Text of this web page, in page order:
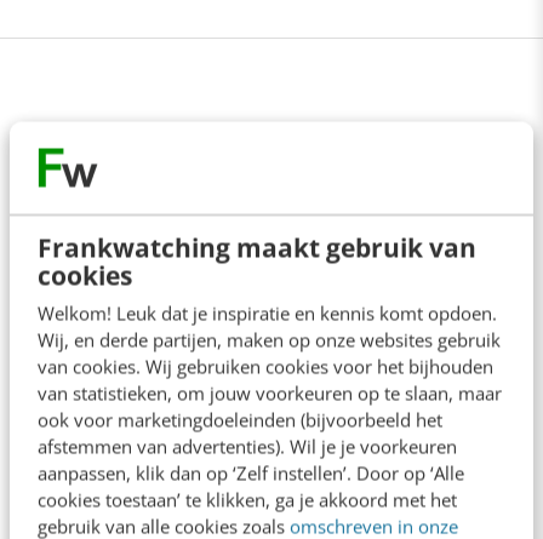
Frankwatching maakt gebruik van
cookies
Welkom! Leuk dat je inspiratie en kennis komt opdoen.
Wij, en derde partijen, maken op onze websites gebruik
van cookies. Wij gebruiken cookies voor het bijhouden
van statistieken, om jouw voorkeuren op te slaan, maar
ook voor marketingdoeleinden (bijvoorbeeld het
afstemmen van advertenties). Wil je je voorkeuren
aanpassen, klik dan op ‘Zelf instellen’. Door op ‘Alle
cookies toestaan’ te klikken, ga je akkoord met het
gebruik van alle cookies zoals omschreven in onze
Geef structuur aan je content met een
contentbibliotheek [5 stappen]
4 min
Inès Maus
“Bedrijven die stevig staan in hun waarden
komen deze geopolitieke storm het beste
door” [podcast]
3 min·Stef Heutink
AI-content rankt pas als je iets te zeggen
hebt
6 min· Sicco Dijkman